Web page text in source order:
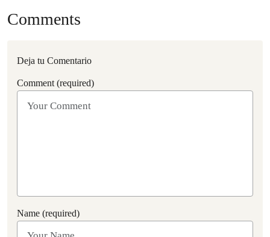
Comments
Deja tu Comentario
Comment (required)
Name (required)